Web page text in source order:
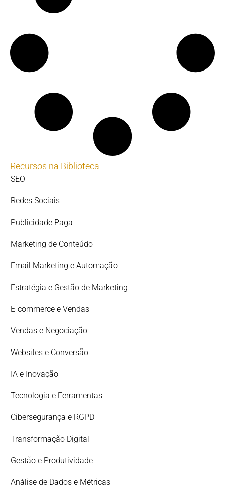
Recursos na Biblioteca
SEO
Redes Sociais
Publicidade Paga
Marketing de Conteúdo
Email Marketing e Automação
Estratégia e Gestão de Marketing
E-commerce e Vendas
Vendas e Negociação
Websites e Conversão
IA e Inovação
Tecnologia e Ferramentas
Cibersegurança e RGPD
Transformação Digital
Gestão e Produtividade
Análise de Dados e Métricas